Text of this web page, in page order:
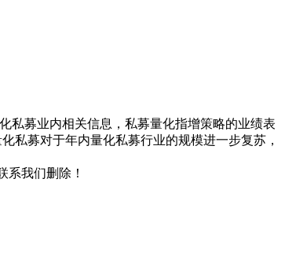
私募业内相关信息，私募量化指增策略的业绩表
私募对于年内量化私募行业的规模进一步复苏，
系我们删除！